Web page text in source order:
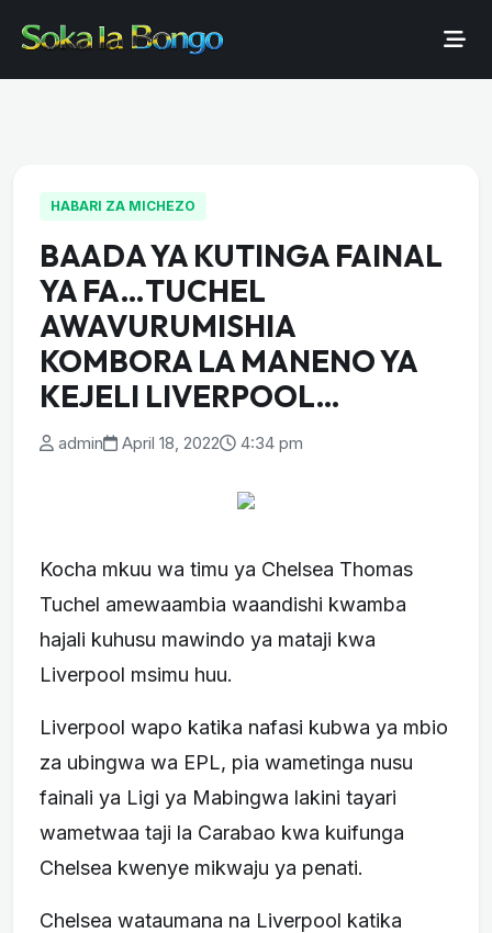
HABARI ZA MICHEZO
BAADA YA KUTINGA FAINAL
YA FA…TUCHEL
AWAVURUMISHIA
KOMBORA LA MANENO YA
KEJELI LIVERPOOL…
admin April 18, 2022 4:34 pm
Kocha mkuu wa timu ya Chelsea Thomas
Tuchel amewaambia waandishi kwamba
hajali kuhusu mawindo ya mataji kwa
Liverpool msimu huu.
Liverpool wapo katika nafasi kubwa ya mbio
za ubingwa wa EPL, pia wametinga nusu
fainali ya Ligi ya Mabingwa lakini tayari
wametwaa taji la Carabao kwa kuifunga
Chelsea kwenye mikwaju ya penati.
Chelsea wataumana na Liverpool katika